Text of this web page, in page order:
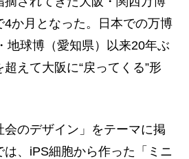
4か月となった。日本での万博
地球博（愛知県）以来20年ぶ
えて大阪に“戻ってくる”形
会のデザイン」をテーマに掲
、iPS細胞から作った「ミニ